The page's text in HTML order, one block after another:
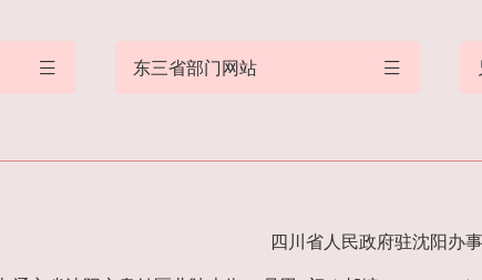
东三省部门网站
四川省人民政府驻沈阳办